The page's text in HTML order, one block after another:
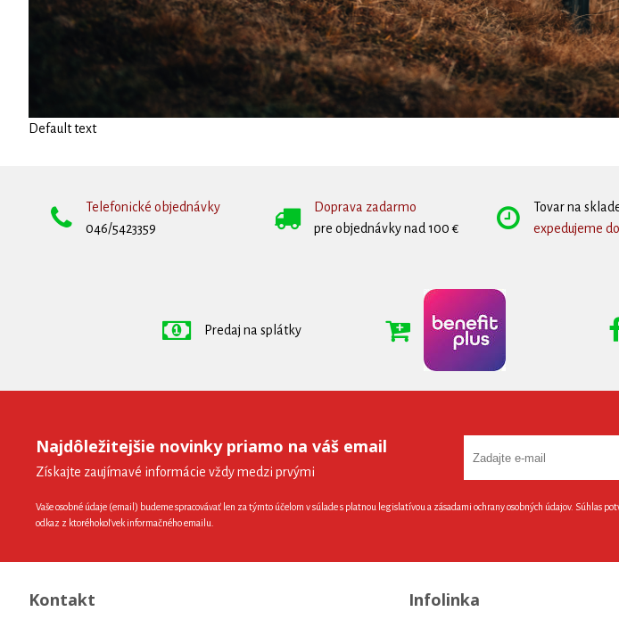
Default text
Telefonické objednávky
046/5423359
Doprava zadarmo
pre objednávky nad 100 €
Tovar na
expedujeme
Predaj na splátky
Najdôležitejšie novinky priamo na váš email
Získajte zaujímavé informácie vždy medzi prvými
Vaše osobné údaje (email) budeme spracovávať len za týmto účelom v súlade s platnou legislatívou a zásadami ochrany osobných údajov.
odkaz z ktoréhokoľvek informačného emailu.
Kontakt Infolinka